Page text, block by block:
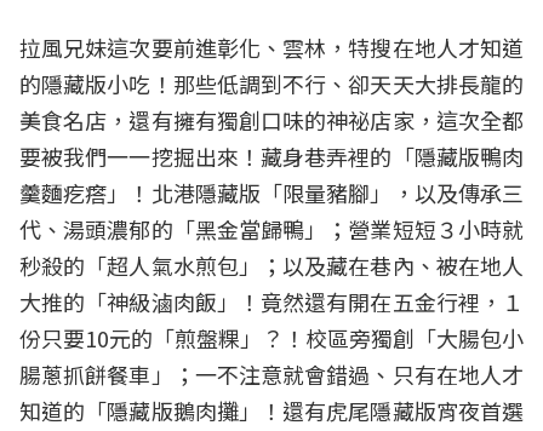
拉風兄妹這次要前進彰化、雲林，特搜在地人才知道
的隱藏版小吃！那些低調到不行、卻天天大排長龍的
美食名店，還有擁有獨創口味的神祕店家，這次全都
要被我們一一挖掘出來！藏身巷弄裡的「隱藏版鴨肉
羹麵疙瘩」！北港隱藏版「限量豬腳」，以及傳承三
代、湯頭濃郁的「黑金當歸鴨」；營業短短３小時就
秒殺的「超人氣水煎包」；以及藏在巷內、被在地人
大推的「神級滷肉飯」！竟然還有開在五金行裡，１
份只要10元的「煎盤粿」？！校區旁獨創「大腸包小
腸蔥抓餅餐車」；一不注意就會錯過、只有在地人才
知道的「隱藏版鵝肉攤」！還有虎尾隱藏版宵夜首選